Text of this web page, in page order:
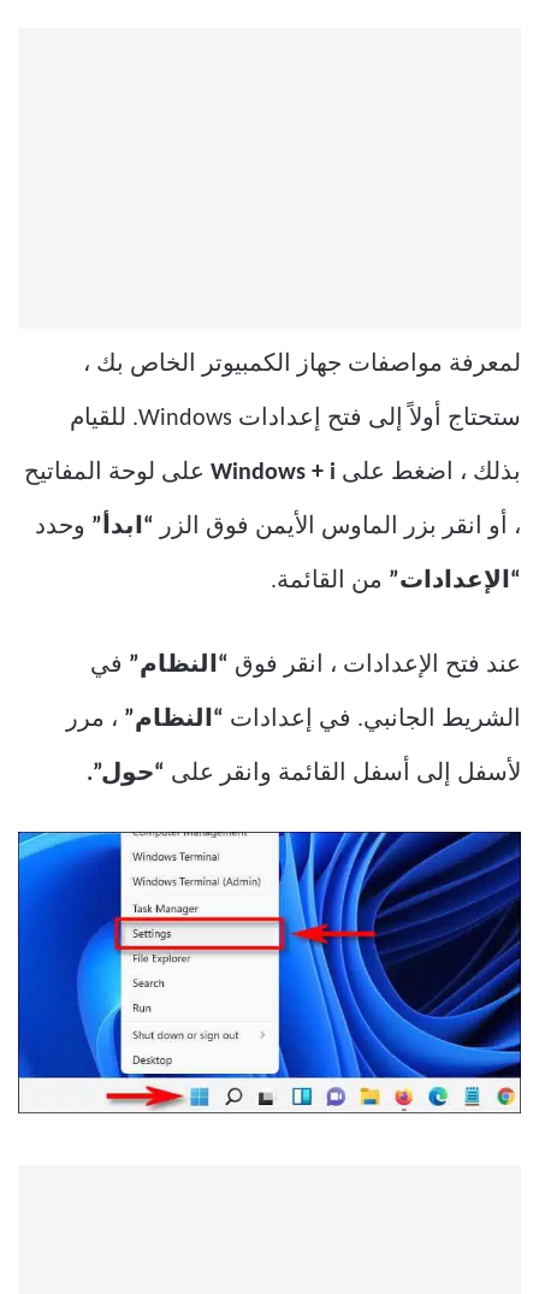
لمعرفة مواصفات جهاز الكمبيوتر الخاص بك ،
ستحتاج أولاً إلى فتح إعدادات Windows. للقيام
بذلك ، اضغط على على لوحة المفاتيح
، أو انقر بزر الماوس الأيمن فوق الزر “ابدأ” وحدد
“الإعدادات” من القائمة.
عند فتح الإعدادات ، انقر فوق “النظام” في
الشريط الجانبي. في إعدادات “النظام” ، مرر
لأسفل إلى أسفل القائمة وانقر على “حول”.